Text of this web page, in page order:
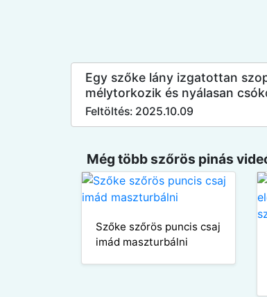
Egy szőke lány izgatottan
mélytorkozik és nyálasan
Feltöltés: 2025.10.09
Még több szőrös pinás
Szőke szőrös puncis csaj
imád maszturbálni